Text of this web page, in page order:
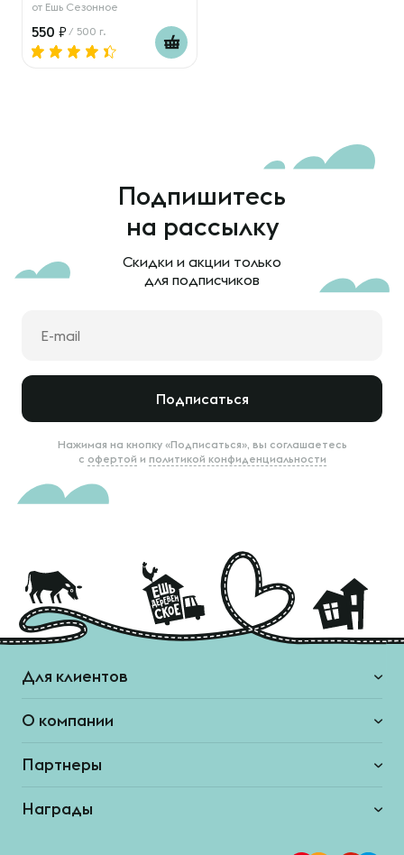
от Ешь Сезонное
550 / 500 г.
Подпишитесь
на рассылку
Скидки и акции только
для подписчиков
Подписаться
Нажимая на кнопку «Подписаться», вы соглашаетесь
с офертой и политикой конфиденциальности
Для клиентов
О компании
Партнеры
Награды